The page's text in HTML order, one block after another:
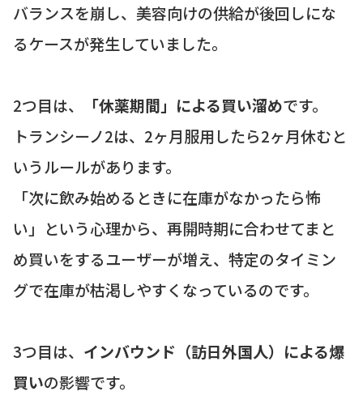
バランスを崩し、美容向けの供給が後回しにな
るケースが発生していました。
2つ目は、 「休薬期間」による買い溜めです。
トランシーノ2は、2ヶ月服用したら2ヶ月休むと
いうルールがあります。
「次に飲み始めるときに在庫がなかったら怖
い」という心理から、再開時期に合わせてまと
め買いをするユーザーが増え、特定のタイミン
グで在庫が枯渇しやすくなっているのです。
3つ目は、 インバウンド（訪日外国人）による爆
買いの影響です。